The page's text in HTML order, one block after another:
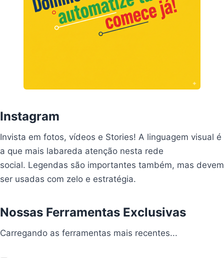
Instagram
Invista em fotos, vídeos e Stories! A linguagem visual é
a que mais labareda atenção nesta rede
social. Legendas são importantes também, mas devem
ser usadas com zelo e estratégia.
Nossas Ferramentas Exclusivas
Carregando ferramentas...
Carregando as ferramentas mais recentes...